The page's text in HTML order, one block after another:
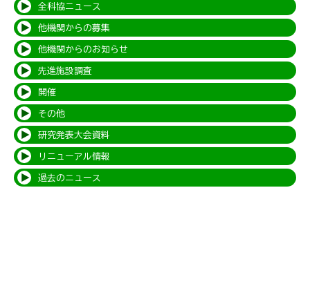
全科協ニュース
他機関からの募集
他機関からのお知らせ
先進施設調査
開催
その他
研究発表大会資料
リニューアル情報
過去のニュース